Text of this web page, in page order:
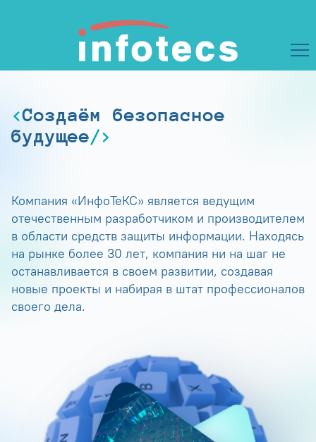
Создаём безопасное
будущее
Компания «ИнфоТеКС» является ведущим
отечественным разработчиком и производителем
в области средств защиты информации. Находясь
на рынке более 30 лет, компания ни на шаг не
останавливается в своем развитии, создавая
новые проекты и набирая в штат профессионалов
своего дела.